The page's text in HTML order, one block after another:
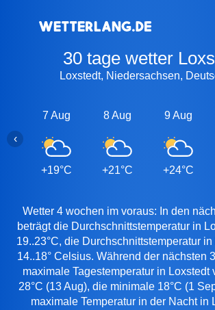
30 tage wetter
Loxstedt, Niedersachsen,
7 Aug
+19°C
8 Aug
+21°C
9 Aug
+24°C
‹
Wetter 4 wochen im voraus: In den
beträgt die Durchschnittstemperatur in
19..23°C, die Durchschnittstemperatur
14..18° Celsius. Während der nächsten
maximale Tagestemperatur in Loxstedt
28°C (13 Aug), die minimale 18°C (1
maximale Temperatur in der Nacht in